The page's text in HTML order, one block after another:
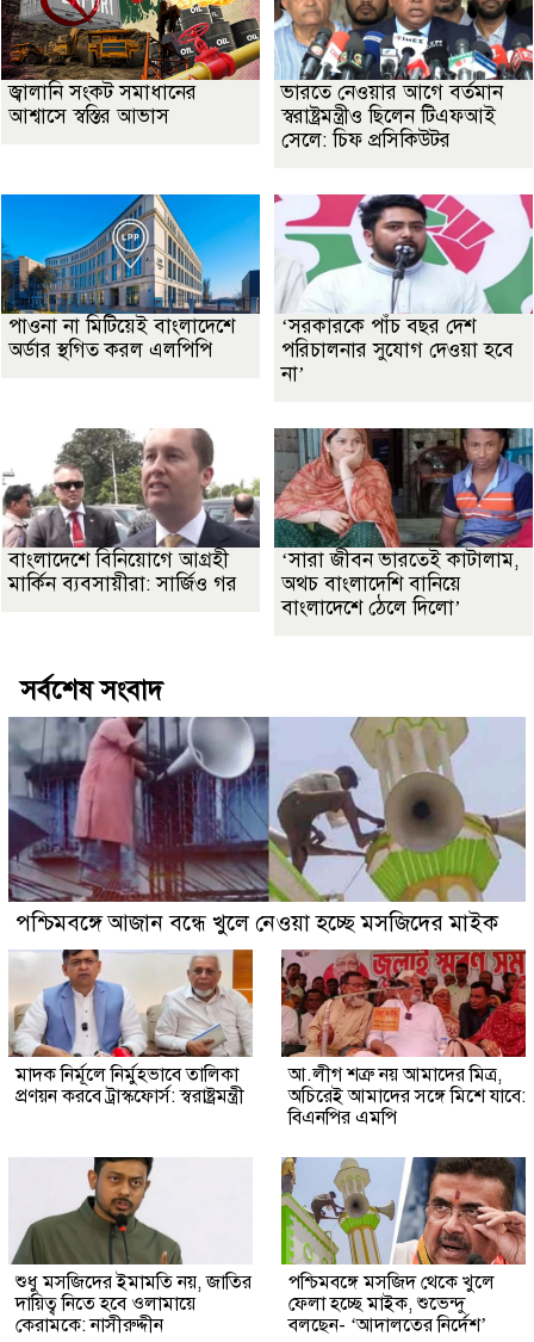
জ্বালানি সংকট সমাধানের
আশ্বাসে স্বস্তির আভাস
ভারতে নেওয়ার আগে বর্তমান
স্বরাষ্ট্রমন্ত্রীও ছিলেন টিএফআই
সেলে: চিফ প্রসিকিউটর
পাওনা না মিটিয়েই বাংলাদেশে
অর্ডার স্থগিত করল এলপিপি
‘সরকারকে পাঁচ বছর দেশ
পরিচালনার সুযোগ দেওয়া হবে
না’
বাংলাদেশে বিনিয়োগে আগ্রহী
মার্কিন ব্যবসায়ীরা: সার্জিও গর
‘সারা জীবন ভারতেই কাটালাম,
অথচ বাংলাদেশি বানিয়ে
বাংলাদেশে ঠেলে দিলো’
সর্বশেষ সংবাদ
পশ্চিমবঙ্গে আজান বন্ধে খুলে নেওয়া হচ্ছে মসজিদের মাইক
মাদক নির্মূলে নির্মুহভাবে তালিকা
প্রণয়ন করবে ট্রাস্কফোর্স: স্বরাষ্ট্রমন্ত্রী
আ.লীগ শত্রু নয় আমাদের মিত্র,
অচিরেই আমাদের সঙ্গে মিশে যাবে:
বিএনপির এমপি
শুধু মসজিদের ইমামতি নয়, জাতির
দায়িত্ব নিতে হবে ওলামায়ে
কেরামকে: নাসীরুদ্দীন
পশ্চিমবঙ্গে মসজিদ থেকে খুলে
ফেলা হচ্ছে মাইক, শুভেন্দু
বলছেন- ‘আদালতের নির্দেশ’